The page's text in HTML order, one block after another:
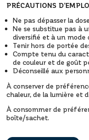
PRÉCAUTIONS
Ne pas dépasser la
Ne se substitue pas à
diversifié et à un mode
Tenir hors de portée
Compte tenu du
de couleur et de goût
Déconseillé aux
À conserver de
chaleur, de la lumière et
À consommer de
boîte/sachet.